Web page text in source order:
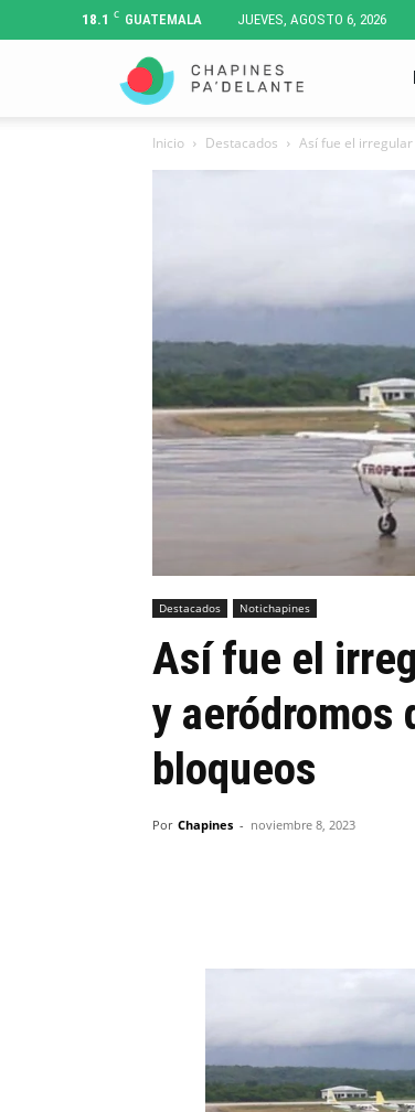
18.1 C GUATEMALA JUEVES, AGOSTO 6, 2026
Pa'
Inicio Destacados Así fue el
Destacados Notichapines
Así fue el
y aeródromos
bloqueos
Por Chapines - noviembre 8, 2023